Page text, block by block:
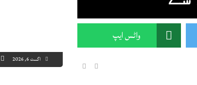
اگست 6, 2026
واٹس ایپ